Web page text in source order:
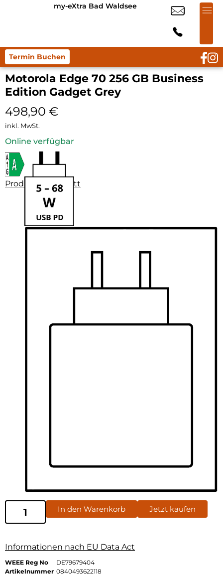
my-eXtra Bad Waldsee
Termin Buchen
Motorola Edge 70 256 GB Business
Edition Gadget Grey
498,90 €
inkl. MwSt.
Online verfügbar
Produktdatenblatt
In den Warenkorb Jetzt kaufen
Informationen nach EU Data Act
WEEE Reg No
DE79679404
Artikelnummer 0840493622118